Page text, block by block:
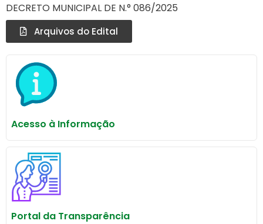
DECRETO MUNICIPAL DE N.° 086/2025
Arquivos do Edital
Acesso à Informação
Portal da Transparência